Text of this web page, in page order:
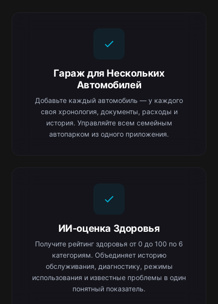
Гараж для Нескольких
Автомобилей
Добавьте каждый автомобиль — у каждого
своя хронология, документы, расходы и
история. Управляйте всем семейным
автопарком из одного приложения.
ИИ-оценка Здоровья
Получите рейтинг здоровья от 0 до 100 по 6
категориям. Объединяет историю
обслуживания, диагностику, режимы
использования и известные проблемы в один
понятный показатель.